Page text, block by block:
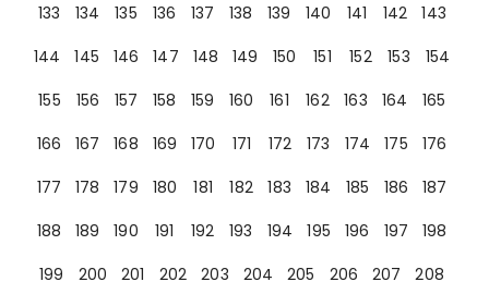
133
134 135 136 137 138 139 140 141 142
143
144
145 146 147 148 149 150 151 152 153
154
155
156 157 158 159 160 161 162 163 164
165
166
167 168 169 170 171 172 173 174 175
176
177
178 179 180 181 182 183 184 185 186
187
188
189 190 191 192 193 194 195 196 197
198
199
200 201 202 203 204 205 206 207
208